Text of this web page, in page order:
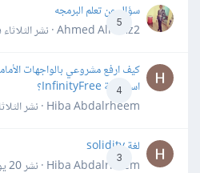
5
سؤال عن تعلم البرمجه
Ahmed Alhafiz2 · نشر
الثلاثاء
4
كيف ارفع مشروعي بالواجهات
استضافة InfinityFree؟
Hiba Abdalrheem · نشر
3
لغة solidity
Hiba Abdalrheem · نشر
20 يوليو